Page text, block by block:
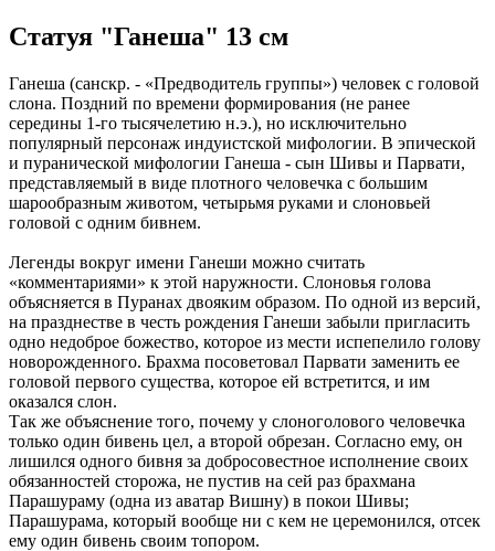
Статуя "Ганеша" 13 см
Ганеша (санскр. - «Предводитель группы») человек с головой
слона. Поздний по времени формирования (не ранее
середины 1-го тысячелетию н.э.), но исключительно
популярный персонаж индуистской мифологии. В эпической
и пуранической мифологии Ганеша - сын Шивы и Парвати,
представляемый в виде плотного человечка с большим
шарообразным животом, четырьмя руками и слоновьей
головой с одним бивнем.
Легенды вокруг имени Ганеши можно считать
«комментариями» к этой наружности. Слоновья голова
объясняется в Пуранах двояким образом. По одной из версий,
на празднестве в честь рождения Ганеши забыли пригласить
одно недоброе божество, которое из мести испепелило голову
новорожденного. Брахма посоветовал Парвати заменить ее
головой первого существа, которое ей встретится, и им
оказался слон.
Так же объяснение того, почему у слоноголового человечка
только один бивень цел, а второй обрезан. Согласно ему, он
лишился одного бивня за добросовестное исполнение своих
обязанностей сторожа, не пустив на сей раз брахмана
Парашураму (одна из аватар Вишну) в покои Шивы;
Парашурама, который вообще ни с кем не церемонился, отсек
ему один бивень своим топором.